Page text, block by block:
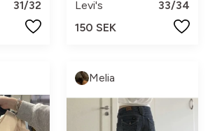
31/32
Levi's
33/34
150 SEK
Melia